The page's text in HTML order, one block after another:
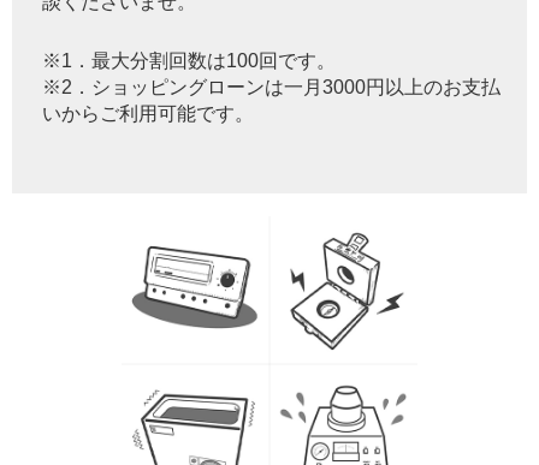
※1．最大分割回数は100回です。
※2．ショッピングローンは一月3000円以上のお支払
いからご利用可能です。